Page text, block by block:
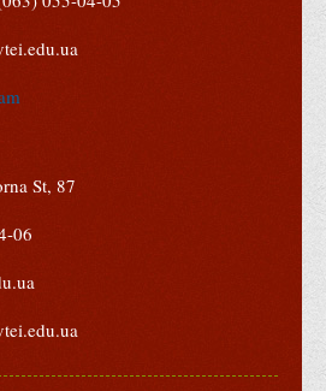
та сфери обслуговування
та права
St, 87
06